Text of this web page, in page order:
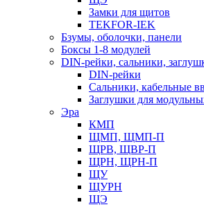
Замки для щитов
TEKFOR-IEK
Бзумы, оболочки, панели
Боксы 1-8 модулей
DIN-рейки, сальники,
DIN-рейки
Сальники, кабельные
Заглушки для
Эра
КМП
ЩМП, ЩМП-П
ЩРВ, ЩВР-П
ЩРН, ЩРН-П
ЩУ
ЩУРН
ЩЭ